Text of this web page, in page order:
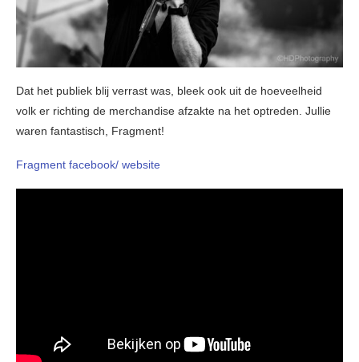
Dat het publiek blij verrast was, bleek ook uit de hoeveelheid
volk er richting de merchandise afzakte na het optreden. Jullie
waren fantastisch, Fragment!
Fragment facebook/ website